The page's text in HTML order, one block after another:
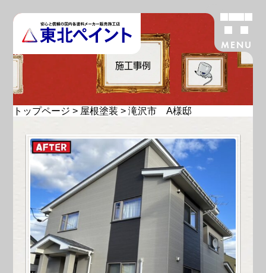
MENU
施工事例
トップページ > 屋根塗装 >滝沢市 A様邸